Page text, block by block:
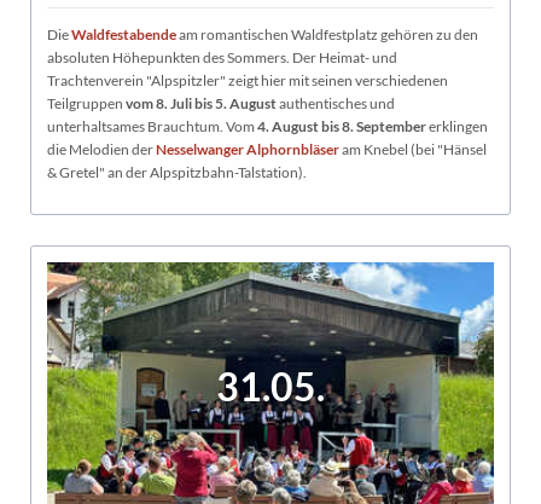
DieWaldfestabendeam romantischen Waldfestplatz gehören zu den
absoluten Höhepunkten des Sommers. Der Heimat- und
Trachtenverein "Alpspitzler" zeigt hier mit seinen verschiedenen
Teilgruppen vom 8. Juli bis 5. Augustauthentisches und
unterhaltsames Brauchtum. Vom 4. August bis 8. Septembererklingen
die Melodien derNesselwanger Alphornbläseram Knebel (bei "Hänsel
& Gretel" an der Alpspitzbahn-Talstation).
31.05.